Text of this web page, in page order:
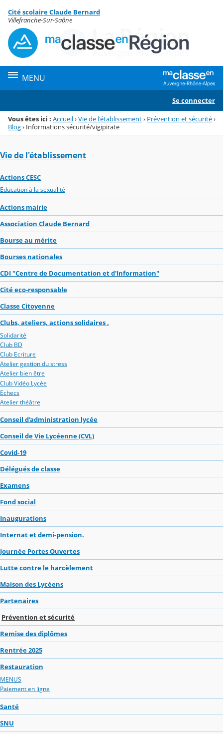
Menu de la rubrique
Contenu
Cité scolaire Claude Bernard
Villefranche-Sur-Saône
MENU
Se connecter
Vous êtes ici : Accueil›Vie de l'établissement› Prévention et sécurité›
Blog› Informations sécurité/vigipirate
Vie de l'établissement
Actions CESC
Education à la sexualité
Actions mairie
Association Claude Bernard
Bourse au mérite
Bourses nationales
CDI "Centre de Documentation et d'Information"
Cité eco-responsable
Classe Citoyenne
Clubs, ateliers, actions solidaires .
Solidarité
Club BD
Club Ecriture
Atelier gestion du stress
Atelier bien être
Club Vidéo Lycée
Echecs
Atelier théâtre
Conseil d'administration lycée
Conseil de Vie Lycéenne (CVL)
Covid-19
Délégués de classe
Examens
Fond social
Inaugurations
Internat et demi-pension.
Journée Portes Ouvertes
Lutte contre le harcèlement
Maison des Lycéens
Partenaires
Prévention et sécurité
Remise des diplômes
Rentrée 2025
Restauration
MENUS
Paiement en ligne
Santé
SNU